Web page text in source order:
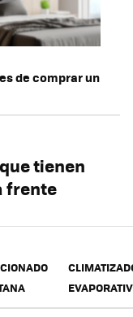
de comprar un
tienen
frente